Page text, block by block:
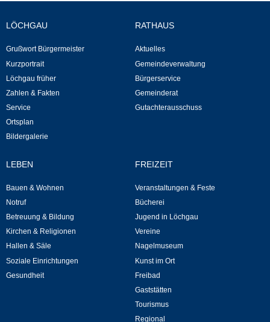
Neuapostolische Kirche
Sporthalle Greuth
Schulturnhalle
Hallen- und Raumreservierung
LÖCHGAU
Grußwort Bürgermeister
Kurzportrait
Löchgau früher
Zahlen & Fakten
Service
Ortsplan
Bildergalerie
RATHAUS
Aktuelles
Gemeindeverwaltung
Bürgerservice
Gemeinderat
Gutachterausschuss
LEBEN
Bauen & Wohnen
Notruf
Betreuung & Bildung
Kirchen & Religionen
Hallen & Säle
Soziale Einrichtungen
Gesundheit
FREIZEIT
Veranstaltungen & Feste
Bücherei
Jugend in Löchgau
Vereine
Nagelmuseum
Kunst im Ort
Freibad
Gaststätten
Tourismus
Regional